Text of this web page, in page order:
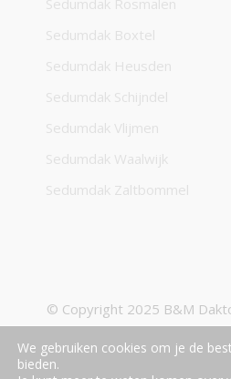
Sedumdak Rosmalen
Sedumdak Boxtel
Sedumdak Heusden
Sedumdak Schijndel
Sedumdak Vlijmen
Sedumdak Waalwijk
Sedumdak Zaltbommel
© Copyright 2025 B&M
realisatieinsect creatieve
We gebruiken cookies om je de
bieden.